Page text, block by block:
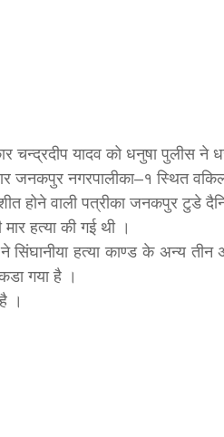
चन्द्रदीप यादव को धनुषा पुलीस ने
जनकपुर नगरपालीका–१ स्थित
होने वाली पत्रीका जनकपुर टुडे
हत्या की गई थी ।
हत्या काण्ड के अन्य तीन
गया है ।
।
शुभसंवत् 2083